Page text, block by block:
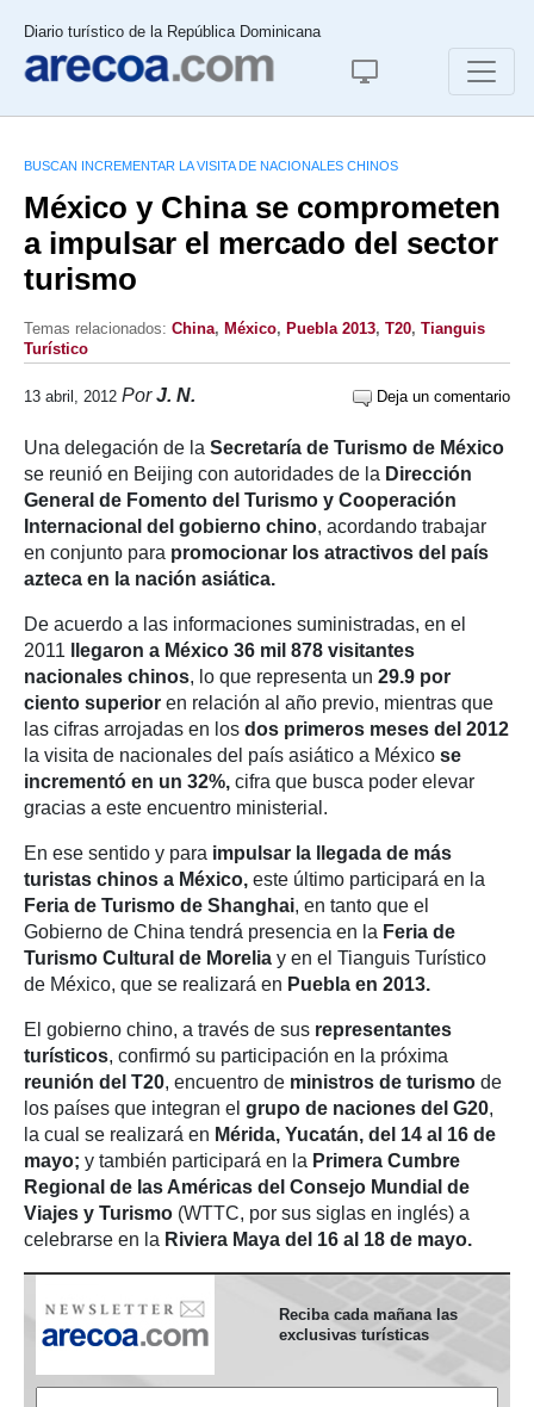
Diario turístico de la República Dominicana
BUSCAN INCREMENTAR LA VISITA DE NACIONALES CHINOS
México y China se comprometen
a impulsar el mercado del sector
turismo
Temas relacionados: China, México, Puebla 2013, T20, Tianguis
Turístico
13 abril, 2012 PorJ. N. Deja un comentario
Una delegación de la Secretaría de Turismo de México
se reunió en Beijing con autoridades de la Dirección
General de Fomento del Turismo y Cooperación
Internacional del gobierno chino, acordando trabajar
en conjunto para promocionar los atractivos del país
azteca en la nación asiática.
De acuerdo a las informaciones suministradas, en el
2011
llegaron a México 36 mil 878 visitantes
nacionales chinos, lo que representa un 29.9 por
ciento superior en relación al año previo, mientras que
las cifras arrojadas en los dos primeros meses del 2012
la visita de nacionales del país asiático a México se
incrementó en un 32%, cifra que busca poder elevar
gracias a este encuentro ministerial.
En ese sentido y para impulsar la llegada de más
turistas chinos a México, este último participará en la
Feria de Turismo de Shanghai, en tanto que el
Gobierno de China tendrá presencia en la Feria de
Turismo Cultural de Morelia y en el Tianguis Turístico
de México, que se realizará en Puebla en 2013.
El gobierno chino, a través de sus representantes
turísticos, confirmó su participación en la próxima
reunión del T20, encuentro de ministros de turismo de
los países que integran el grupo de naciones del G20,
la cual se realizará en Mérida, Yucatán, del 14 al 16 de
mayo; y también participará en la Primera Cumbre
Regional de las Américas del Consejo Mundial de
Viajes y Turismo (WTTC, por sus siglas en inglés) a
celebrarse en la Riviera Maya del 16 al 18 de mayo.
Reciba cada mañana las
exclusivas turísticas